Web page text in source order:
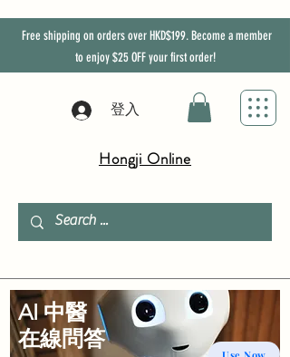
Free shipping on orders over HKD$199. Become a member
to enjoy$25 OFFyour first order!
登入
Hongji Online
AI 中醫
​在線問答